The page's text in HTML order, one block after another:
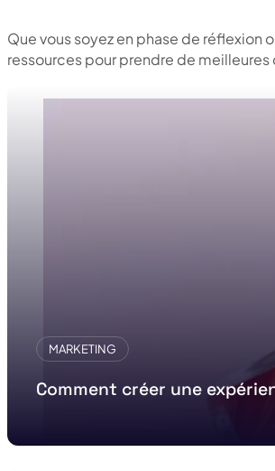
Que vous soyez en phase de réflexion
ressources pour prendre de
MARKETING
Comment créer une